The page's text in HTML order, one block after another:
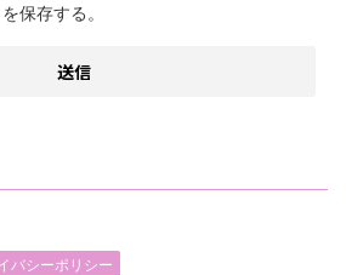
保存する。
バシーポリシー